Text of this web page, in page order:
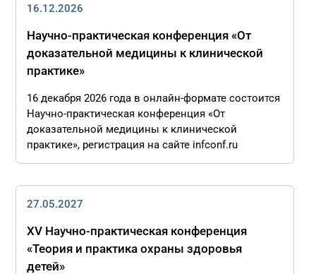
16.12.2026
Научно-практическая конференция «От
доказательной медицины к клинической
практике»
16 декабря 2026 года в онлайн-формате состоится
Научно-практическая конференция «От
доказательной медицины к клинической
практике», регистрация на сайте infconf.ru
27.05.2027
XV Научно-практическая конференция
«Теория и практика охраны здоровья
детей»